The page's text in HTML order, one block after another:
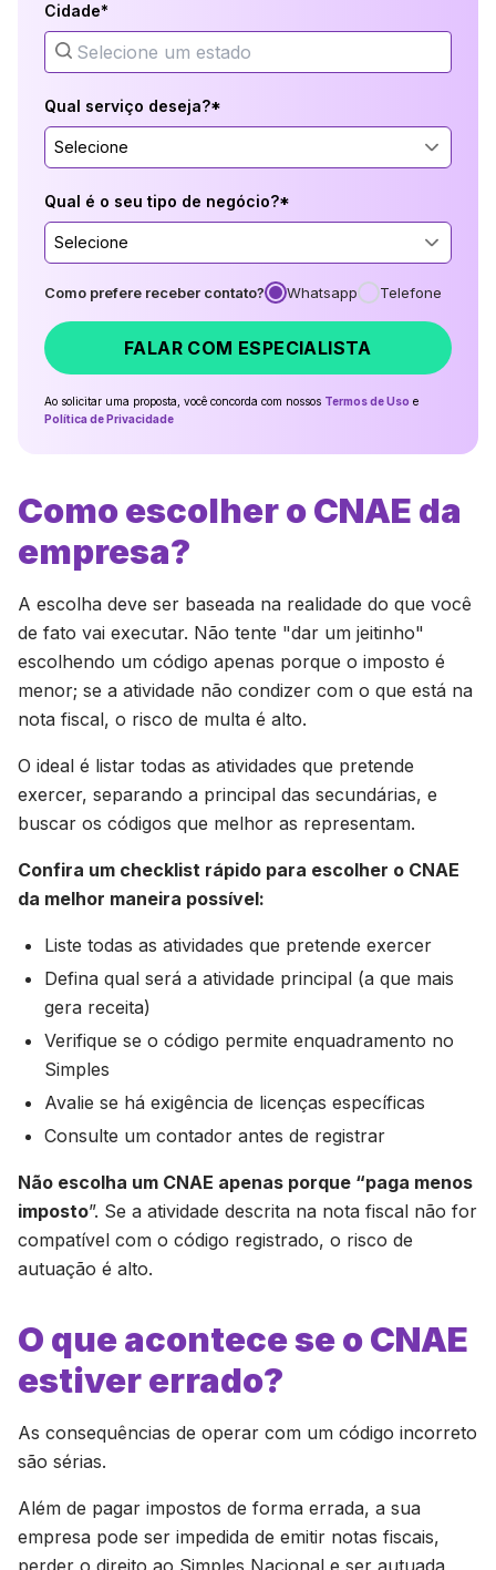
Cidade*
Qual serviço deseja?*
Selecione
Qual é o seu tipo de negócio?*
Selecione
Como prefere receber contato? Whatsapp Telefone
FALAR COM ESPECIALISTA
Ao solicitar uma proposta, você concorda com nossos Termos de Uso e
Política de Privacidade
Como escolher o CNAE da
empresa?
A escolha deve ser baseada na realidade do que você
de fato vai executar. Não tente "dar um jeitinho"
escolhendo um código apenas porque o imposto é
menor; se a atividade não condizer com o que está na
nota fiscal, o risco de multa é alto.
O ideal é listar todas as atividades que pretende
exercer, separando a principal das secundárias, e
buscar os códigos que melhor as representam.
Confira um checklist rápido para escolher o CNAE
da melhor maneira possível:
Liste todas as atividades que pretende exercer
Defina qual será a atividade principal (a que mais
gera receita)
Verifique se o código permite enquadramento no
Simples
Avalie se há exigência de licenças específicas
Consulte um contador antes de registrar
Não escolha um CNAE apenas porque “paga menos
imposto”. Se a atividade descrita na nota fiscal não for
compatível com o código registrado, o risco de
autuação é alto.
O que acontece se o CNAE
estiver errado?
As consequências de operar com um código incorreto
são sérias.
Além de pagar impostos de forma errada, a sua
empresa pode ser impedida de emitir notas fiscais,
perder o direito ao Simples Nacional e ser autuada